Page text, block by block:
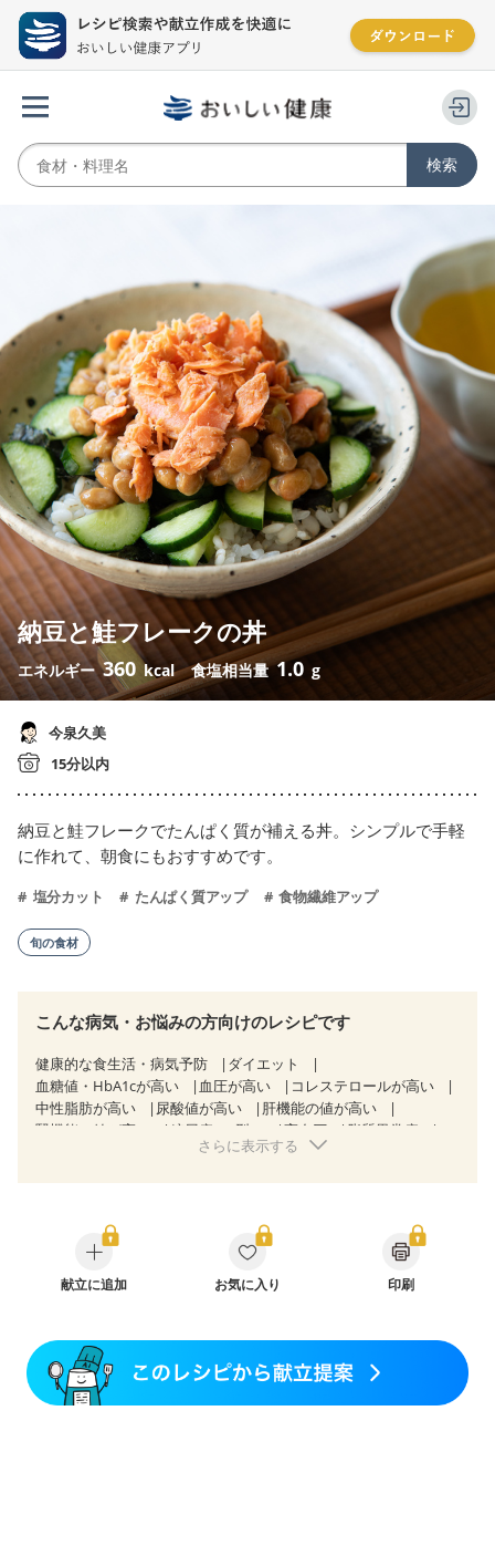
納豆と鮭フレークの丼
エネルギー360 kcal 食塩相当量1.0 g
今泉久美
15分以内
納豆と鮭フレークでたんぱく質が補える丼。シンプルで手軽
に作れて、朝食にもおすすめです。
塩分カット たんぱく質アップ 食物繊維アップ
旬の食材
こんな病気・お悩みの方向けのレシピです
健康的な食生活・病気予防
ダイエット
血糖値・HbA1cが高い
血圧が高い
コレステロールが高い
中性脂肪が高い
尿酸値が高い
肝機能の値が高い
腎機能の値が高い
糖尿病（2型） 高血圧
脂質異常症
狭心症 心筋梗塞
糖尿病性腎症（第１期）
糖尿病性腎症（第２期）
糖尿病性腎症（第３期）
CKD（ステージ１）
CKD（ステージ２）
CKD（ステージ３a）
乳がん治療を終えた方・経過観察中の方など
妊婦健診・体重増加が気になる（初期）
妊婦健診・血圧が気になる（初期）
さらに表示する
献立に追加 お気に入り 印刷